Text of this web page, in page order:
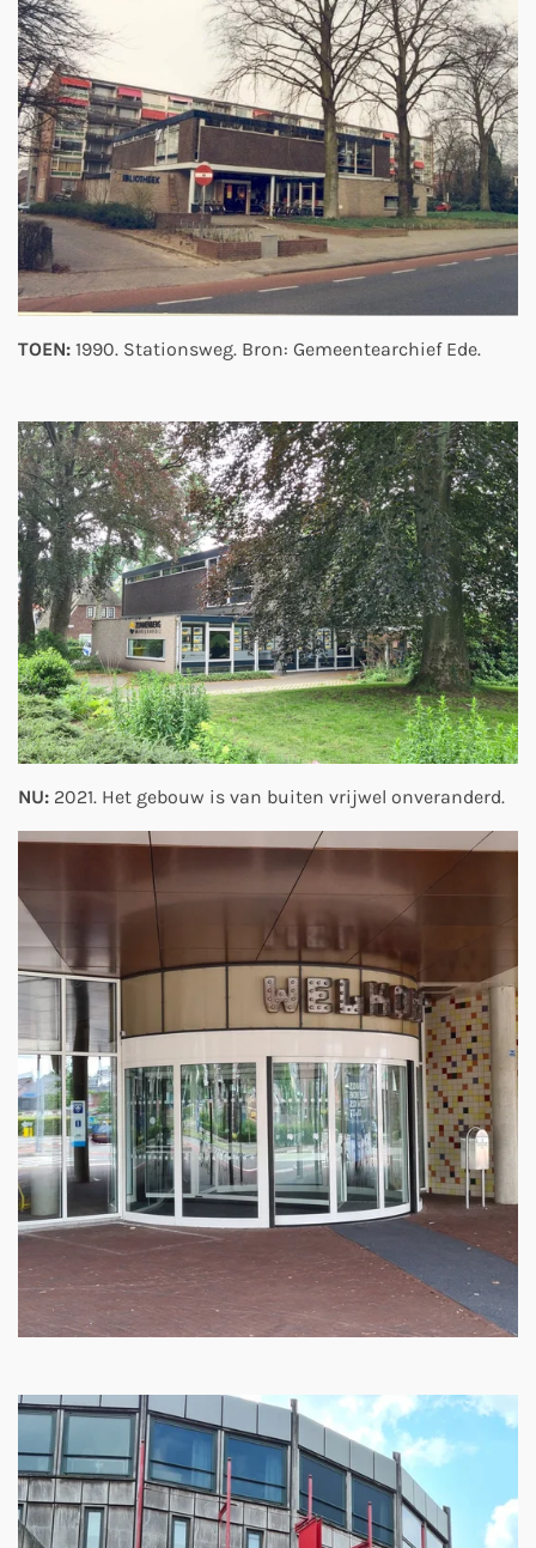
TOEN: 1990. Stationsweg. Bron: Gemeentearchief Ede.
NU: 2021. Het gebouw is van buiten vrijwel onveranderd.